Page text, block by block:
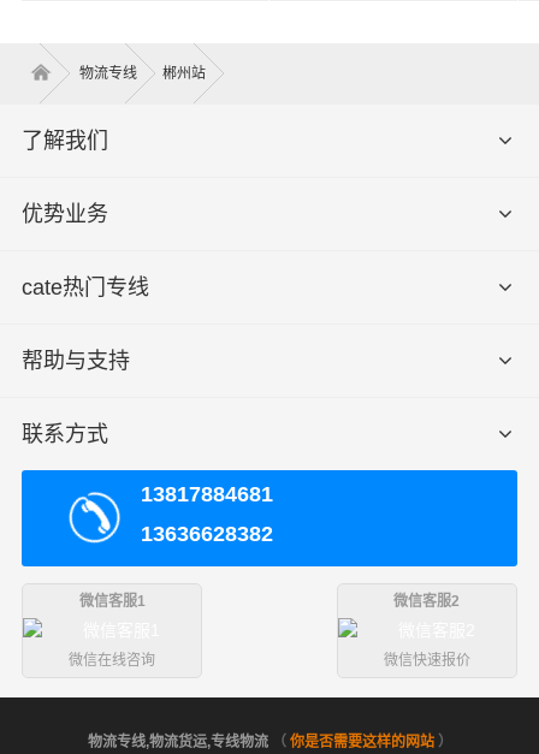
物流专线 郴州站
了解我们
优势业务
cate热门专线
帮助与支持
联系方式
13817884681
13636628382
微信客服1
微信在线咨询
微信客服2
微信快速报价
物流专线,物流货运,专线物流（ 你是否需要这样的网站）